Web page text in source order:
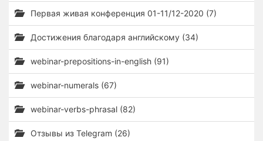
Первая живая конференция 01-11/12-2020 (7)
Достижения благодаря английскому (34)
webinar-prepositions-in-english (91)
webinar-numerals (67)
webinar-verbs-phrasal (82)
Отзывы из Telegram (26)